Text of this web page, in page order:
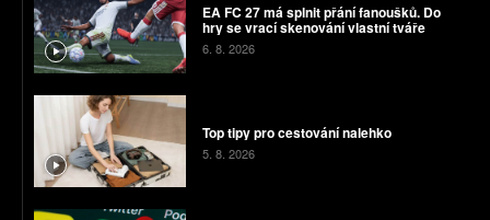
EA FC 27 má splnit přání fanoušků. Do
hry se vrací skenování vlastní tváře
6. 8. 2026
Top tipy pro cestování nalehko
5. 8. 2026